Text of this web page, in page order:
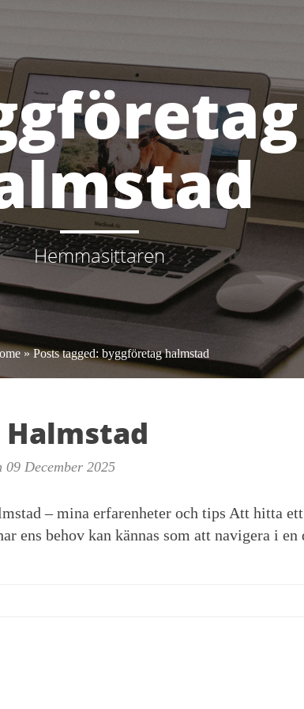
Hemmasittaren
» Posts tagged: byggföretag halmstad
09 December 2025
– mina erfarenheter och tips Att hitta
ens behov kan kännas som att navigera i en